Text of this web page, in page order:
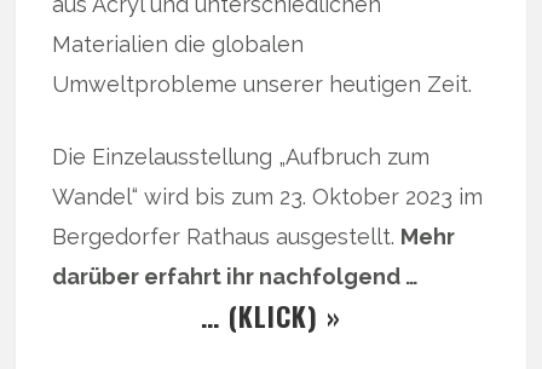
Materialien die globalen
Umweltprobleme unserer heutigen Zeit.
Die Einzelausstellung „Aufbruch zum
Wandel“ wird bis zum 23. Oktober 2023 im
Bergedorfer Rathaus ausgestellt. Mehr
darüber erfahrt ihr nachfolgend …
… (KLICK) »